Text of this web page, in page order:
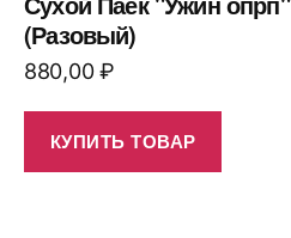
(Разовый)
880,00₽
КУПИТЬ ТОВАР